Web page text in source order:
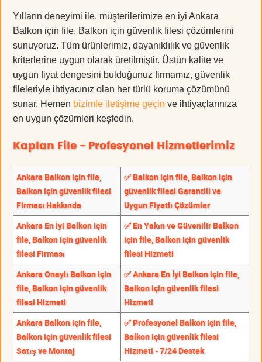
Yılların deneyimi ile, müşterilerimize en iyi Ankara
Balkon için file, Balkon için güvenlik filesi çözümlerini
sunuyoruz. Tüm ürünlerimiz, dayanıklılık ve güvenlik
kriterlerine uygun olarak üretilmiştir. Üstün kalite ve
uygun fiyat dengesini bulduğunuz firmamız, güvenlik
fileleriyle ihtiyacınız olan her türlü koruma çözümünü
sunar. Hemen bizimle iletişime geçin ve ihtiyaçlarınıza
en uygun çözümleri keşfedin.
Kaplan File - Profesyonel Hizmetlerimiz
Ankara Balkon için file,
Balkon için güvenlik filesi
Firması Hakkında
✅ Balkon için file, Balkon için
güvenlik filesi Garantili ve
Uygun Fiyatlı Çözümler
Ankara En İyi Balkon için
file, Balkon için güvenlik
filesi Firması
✅ En Yakın ve Güvenilir Balkon
için file, Balkon için güvenlik
filesi Hizmeti
Ankara Onaylı Balkon için
file, Balkon için güvenlik
filesi Hizmeti
✅ Ankara En İyi Balkon için file,
Balkon için güvenlik filesi
Hizmeti
Ankara Balkon için file,
Balkon için güvenlik filesi
Satış ve Montaj
✅ Profesyonel Balkon için file,
Balkon için güvenlik filesi
Hizmeti - 7/24 Destek